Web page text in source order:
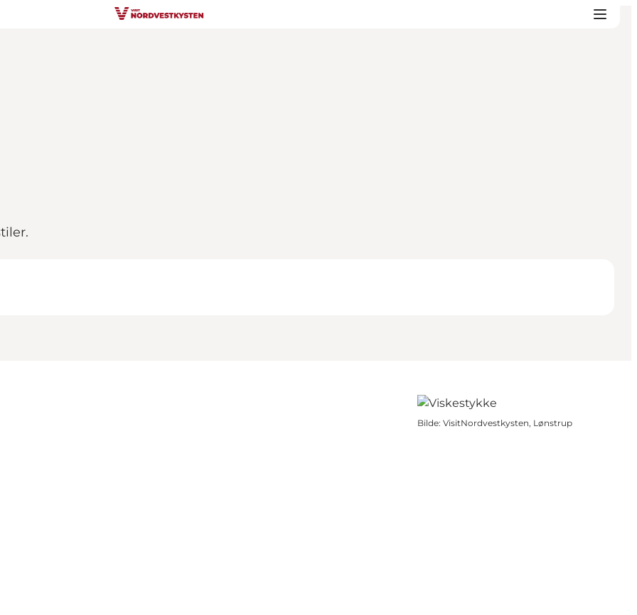
Bilde: VisitNordvestkysten, Lønstrup